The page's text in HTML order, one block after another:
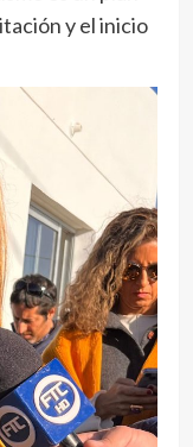
y el inicio